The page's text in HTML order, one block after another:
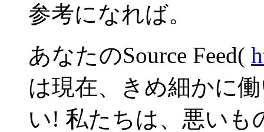
参考になれば。
あなたのSource Feed(
は現在、きめ細かに
い! 私たちは、悪いも